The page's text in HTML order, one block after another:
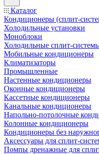
Каталог
Кондиционеры (сплит-
Холодильные установки
Моноблоки
Холодильные сплит-
Мобильные кондиционеры
Климатизаторы
Промышленные
Настенные кондиционеры
Оконные кондиционеры
Кассетные кондиционеры
Канальные кондиционеры
Напольно-потолочные
Колонные кондиционеры
Кондиционеры без
Аксессуары для сплит-
Помпы дренажные для